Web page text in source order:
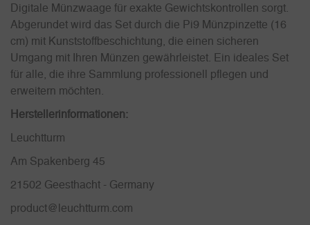
Digitale Münzwaage für exakte Gewichtskontrollen sorgt.
Abgerundet wird das Set durch die Pi9 Münzpinzette (16
cm) mit Kunststoffbeschichtung, die einen sicheren
Umgang mit Ihren Münzen gewährleistet. Ein ideales Set
für alle, die ihre Sammlung professionell pflegen und
erweitern möchten.
Herstellerinformationen:
Leuchtturm
Am Spakenberg 45
21502 Geesthacht - Germany
product@leuchtturm.com